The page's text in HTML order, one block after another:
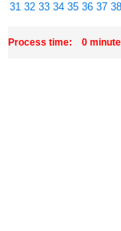
31 32 33 34 35 36 37 38
Process time: 0